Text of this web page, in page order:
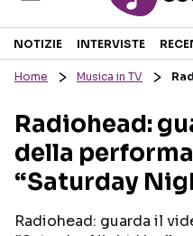
Sezioni
RECENSIONI MUSICALI
INTERVISTE
GOSSIP E CURIOSITÀ
NOTIZIE INTERVISTE
Home Musica in TV
Radiohead:
della
“Saturday
Radiohead: guarda il